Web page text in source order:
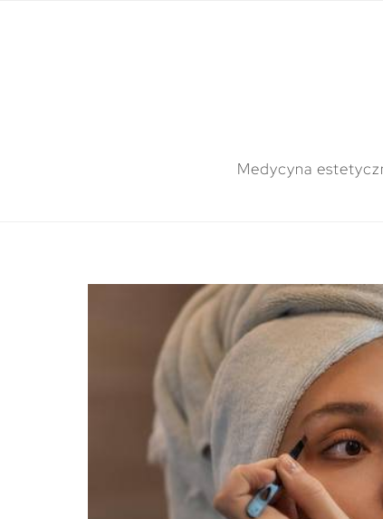
Medycyna